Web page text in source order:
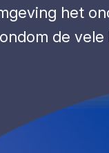
het
de